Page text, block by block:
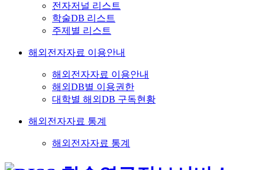
전자저널 리스트
학술DB 리스트
주제별 리스트
해외전자자료 이용안내
해외전자자료 이용안내
해외DB별 이용권한
대학별 해외DB 구독현황
해외전자자료 통계
해외전자자료 통계